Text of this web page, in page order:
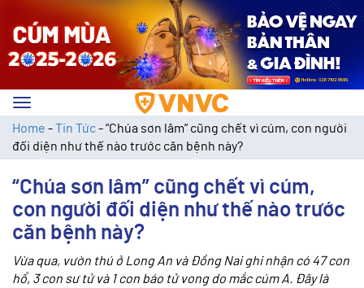
navigation
Home -Tin Tức-“Chúa sơn lâm” cũng chết vì cúm, con người
đối diện như thế nào trước căn bệnh này?
“Chúa sơn lâm” cũng chết vì cúm,
con người đối diện như thế nào trước
căn bệnh này?
Vừa qua, vườn thú ở Long An và Đồng Nai ghi nhận có 47 con
hổ, 3 con sư tử và 1 con báo tử vong do mắc cúm A. Đây là